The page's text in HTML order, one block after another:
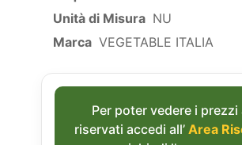
Unità di Misura NU
Marca VEGETABLE ITALIA
Per poter vedere i prezzi
riservati accedi all’ Area